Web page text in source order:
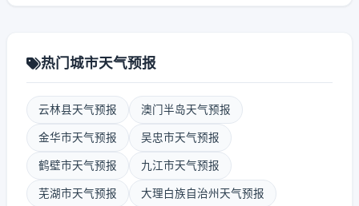
热门城市天气预报
云林县天气预报 澳门半岛天气预报
金华市天气预报 吴忠市天气预报
鹤壁市天气预报 九江市天气预报
芜湖市天气预报 大理白族自治州天气预报